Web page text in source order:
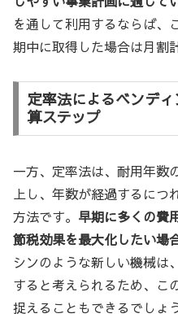
を通して利用するならば、
期中に取得した場合は月割
定率法によるベンデ
算ステップ
一方、定率法は、耐用年数
上し、年数が経過するにつ
方法です。 早期に多くの費
節税効果を最大化したい場
シンのような新しい機械は
すると考えられるため、こ
捉えることもできるでしょ